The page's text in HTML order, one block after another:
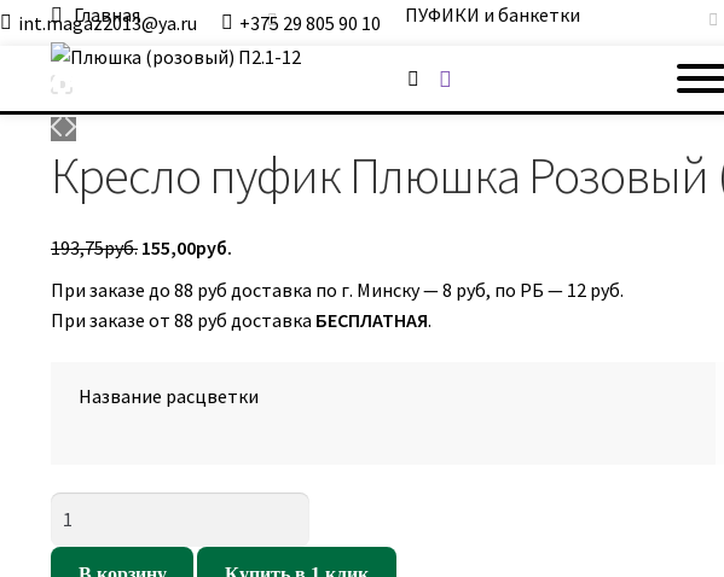
int.magaz2013@ya.ru +375 29 805 90 10
ДримБэг.бай
Главная ПУФИКИ и банкетки
Кресло пуфик Плюшка Розовый
193,75руб. Первоначальная
составляла
193,75руб..
155,00руб.
155,00руб..
При заказе до 88 руб доставка по г. Минску — 8 руб, по РБ — 12 руб.
При заказе от 88 руб доставка БЕСПЛАТНАЯ.
Название расцветки
Кресло